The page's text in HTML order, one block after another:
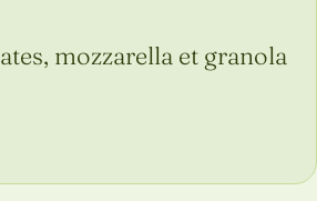
mozzarella et granola